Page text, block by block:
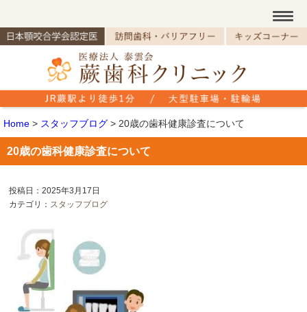
Home > スタッフブログ > 20歳の歯科健康診査について
20歳の歯科健康診査について
投稿日：2025年3月17日
カテゴリ： スタッフブログ